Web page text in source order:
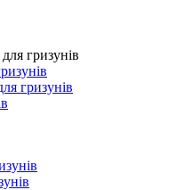
гризунів
гризунів